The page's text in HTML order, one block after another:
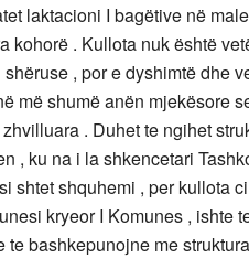
laktacioni I bagëtive në
kohorë . Kullota nuk është
, por e dyshimtë dhe
më shumë anën mjekësore
. Duhet te ngihet
, ku na i la shkencetari
shtet shquhemi , per kullota
kryeor I Komunes , ishte
te bashkepunojne me